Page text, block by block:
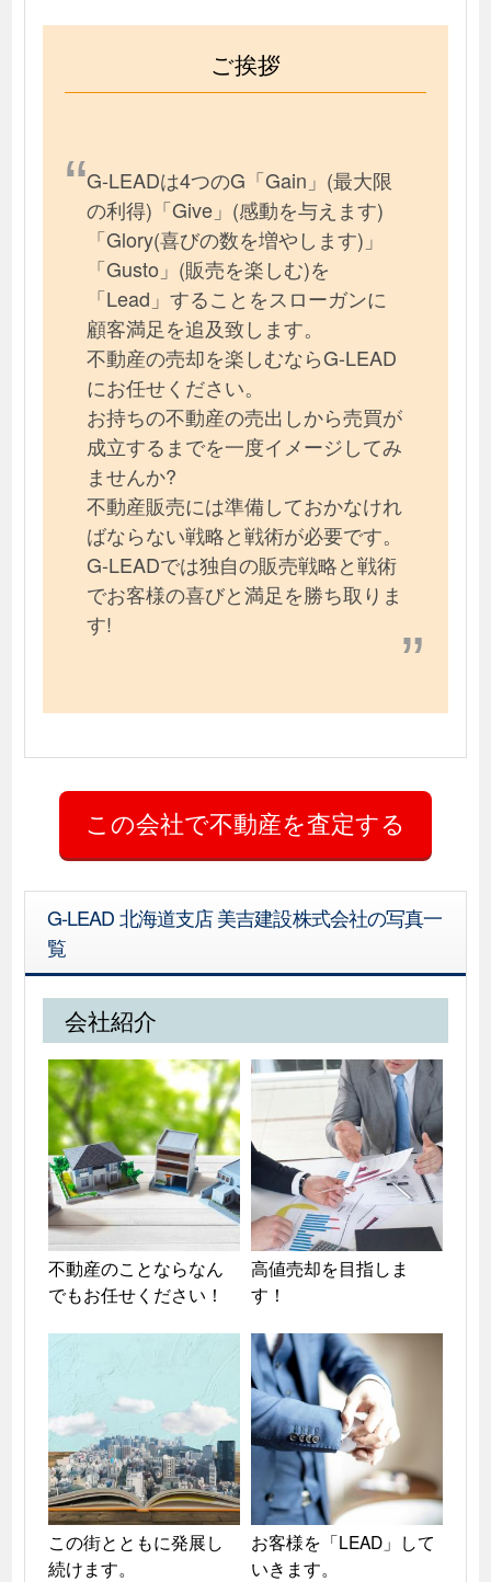
ご挨拶
G-LEADは4つのG「Gain」(最大限
の利得)「Give」(感動を与えます)
「Glory(喜びの数を増やします)」
「Gusto」(販売を楽しむ)を
「Lead」することをスローガンに
顧客満足を追及致します。
不動産の売却を楽しむならG-LEAD
にお任せください。
お持ちの不動産の売出しから売買が
成立するまでを一度イメージしてみ
ませんか?
不動産販売には準備しておかなけれ
ばならない戦略と戦術が必要です。
G-LEADでは独自の販売戦略と戦術
でお客様の喜びと満足を勝ち取りま
す!
G-LEAD 北海道支店 美吉建設株式会社の写真一
覧
会社紹介
不動産のことならなん
でもお任せください！
高値売却を目指しま
す！
この街とともに発展し
続けます。
お客様を「LEAD」して
いきます。